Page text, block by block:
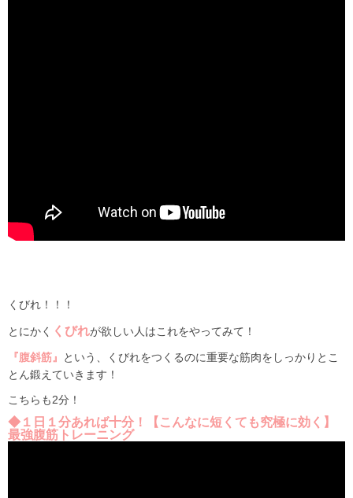
くびれ！！！
とにかく くびれが欲しい人はこれをやってみて！
『腹斜筋』
という、くびれをつくるのに重要な筋肉をしっかりとこ
とん鍛えていきます！
こちらも2分！
◆１日１分あれば十分！【こんなに短くても究極に効く】
最強腹筋トレーニング